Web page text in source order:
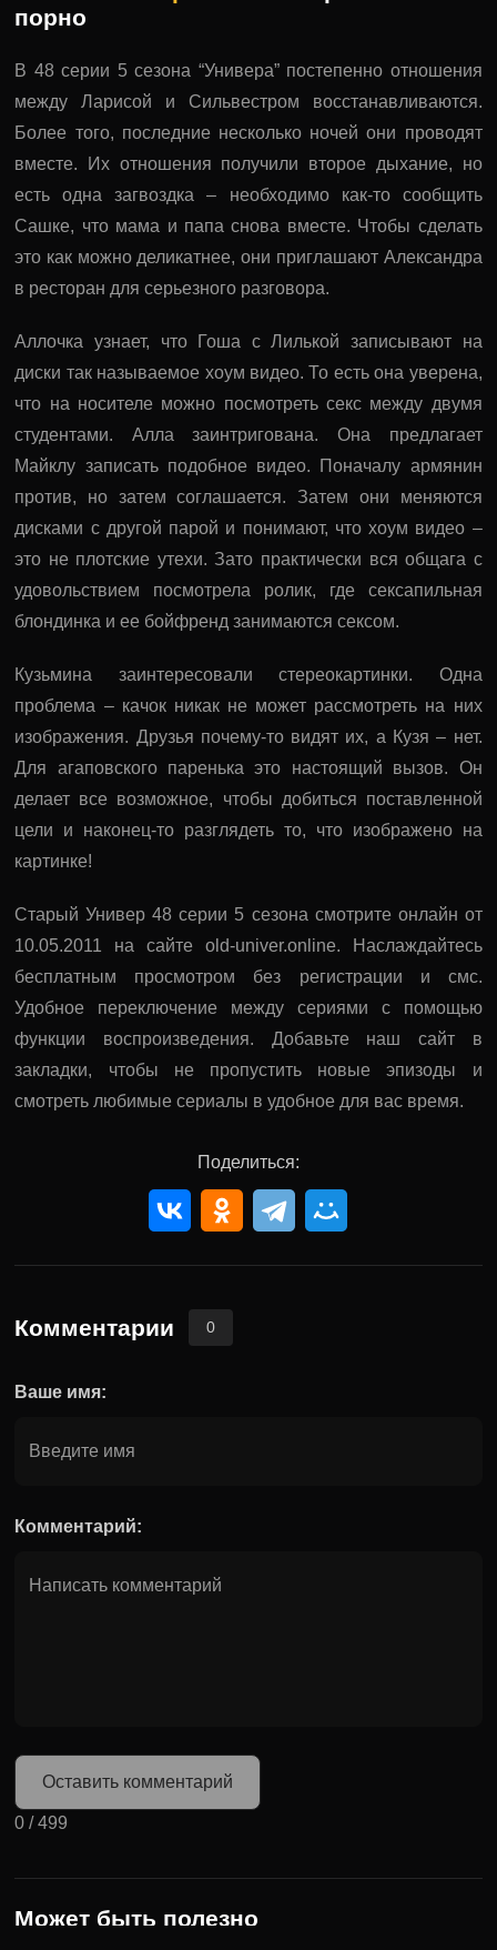
порно
В 48 серии 5 сезона “Универа” постепенно отношения
между Ларисой и Сильвестром восстанавливаются.
Более того, последние несколько ночей они проводят
вместе. Их отношения получили второе дыхание, но
есть одна загвоздка – необходимо как-то сообщить
Сашке, что мама и папа снова вместе. Чтобы сделать
это как можно деликатнее, они приглашают Александра
в ресторан для серьезного разговора.
Аллочка узнает, что Гоша с Лилькой записывают на
диски так называемое хоум видео. То есть она уверена,
что на носителе можно посмотреть секс между двумя
студентами. Алла заинтригована. Она предлагает
Майклу записать подобное видео. Поначалу армянин
против, но затем соглашается. Затем они меняются
дисками с другой парой и понимают, что хоум видео –
это не плотские утехи. Зато практически вся общага с
удовольствием посмотрела ролик, где сексапильная
блондинка и ее бойфренд занимаются сексом.
Кузьмина заинтересовали стереокартинки. Одна
проблема – качок никак не может рассмотреть на них
изображения. Друзья почему-то видят их, а Кузя – нет.
Для агаповского паренька это настоящий вызов. Он
делает все возможное, чтобы добиться поставленной
цели и наконец-то разглядеть то, что изображено на
картинке!
Старый Универ 48 серии 5 сезона смотрите онлайн от
10.05.2011 на сайте old-univer.online. Наслаждайтесь
бесплатным просмотром без регистрации и смс.
Удобное переключение между сериями с помощью
функции воспроизведения. Добавьте наш сайт в
закладки, чтобы не пропустить новые эпизоды и
смотреть любимые сериалы в удобное для вас время.
Поделиться:
Комментарии 0
Ваше имя:
Комментарий:
Оставить комментарий
0 /499
Может быть полезно